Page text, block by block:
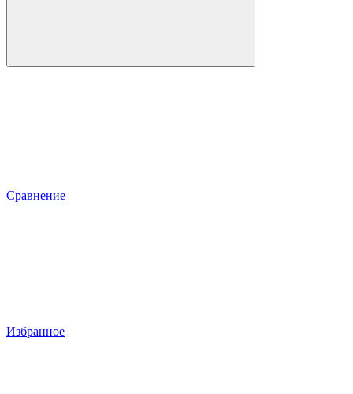
Сравнение
Избранное